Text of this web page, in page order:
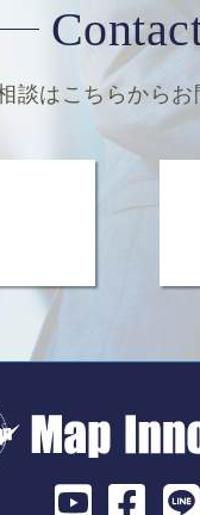
談は こちらからお